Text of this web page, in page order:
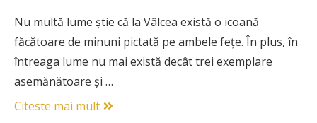
Nu multă lume ştie că la Vâlcea există o icoană
făcătoare de minuni pictată pe ambele feţe. În plus, în
întreaga lume nu mai există decât trei exemplare
asemănătoare şi …
Citeste mai mult